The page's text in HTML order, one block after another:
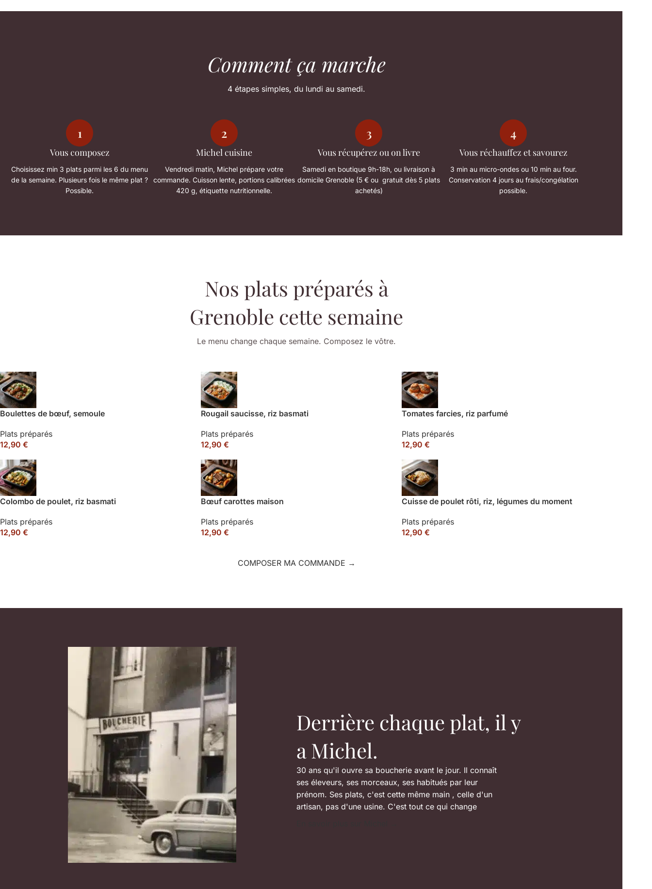
Comment ça marche
4 étapes simples, du lundi au samedi.
1
Vous composez
Choisissez min 3 plats parmi les 6 du menu
de la semaine. Plusieurs fois le même plat ?
Possible.
2
Michel cuisine
Vendredi matin, Michel prépare votre
commande. Cuisson lente, portions calibrées
420 g, étiquette nutritionnelle.
3
Vous récupérez ou on livre
Samedi en boutique 9h-18h, ou livraison à
domicile Grenoble (5 € ou gratuit dès 5 plats
achetés)
4
Vous réchauffez et savourez
3 min au micro-ondes ou 10 min au four.
Conservation 4 jours au frais/congélation
possible.
Nos plats préparés à
Grenoble cette semaine
Le menu change chaque semaine. Composez le vôtre.
Boulettes de bœuf, semoule
Plats préparés
12,90 €
Rougail saucisse, riz basmati
Plats préparés
12,90 €
Tomates farcies, riz parfumé
Plats préparés
12,90 €
Colombo de poulet, riz basmati
Plats préparés
12,90 €
Bœuf carottes maison
Plats préparés
12,90 €
Cuisse de poulet rôti, riz, légumes du moment
Plats préparés
12,90 €
COMPOSER MA COMMANDE →
Derrière chaque plat, il y
a Michel.
30 ans qu'il ouvre sa boucherie avant le jour. Il connaît
ses éleveurs, ses morceaux, ses habitués par leur
prénom. Ses plats, c'est cette même main , celle d'un
artisan, pas d'une usine. C'est tout ce qui change